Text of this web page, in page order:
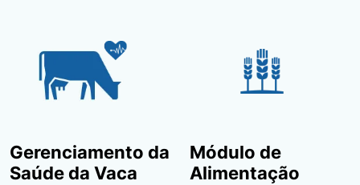
Gerenciamento da
Saúde da Vaca
Módulo de
Alimentação